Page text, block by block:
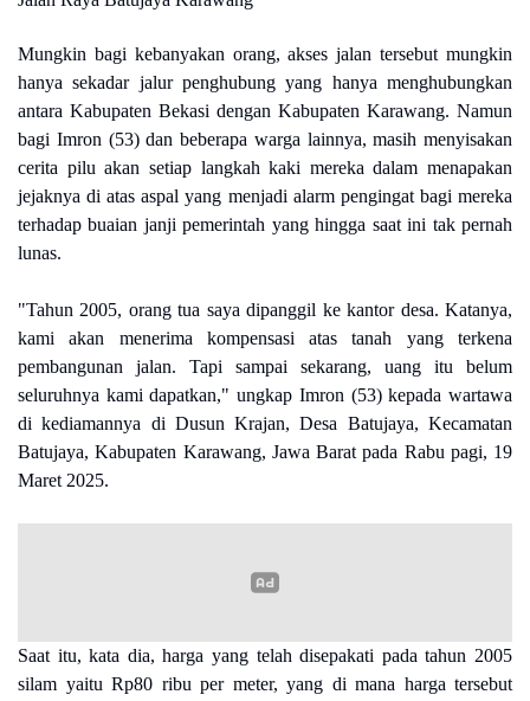
Mungkin bagi kebanyakan orang, akses jalan tersebut mungkin
hanya sekadar jalur penghubung yang hanya menghubungkan
antara Kabupaten Bekasi dengan Kabupaten Karawang. Namun
bagi Imron (53) dan beberapa warga lainnya, masih menyisakan
cerita pilu akan setiap langkah kaki mereka dalam menapakan
jejaknya di atas aspal yang menjadi alarm pengingat bagi mereka
terhadap buaian janji pemerintah yang hingga saat ini tak pernah
lunas.
"Tahun 2005, orang tua saya dipanggil ke kantor desa. Katanya,
kami akan menerima kompensasi atas tanah yang terkena
pembangunan jalan. Tapi sampai sekarang, uang itu belum
seluruhnya kami dapatkan," ungkap Imron (53) kepada wartawa
di kediamannya di Dusun Krajan, Desa Batujaya, Kecamatan
Batujaya, Kabupaten Karawang, Jawa Barat pada Rabu pagi, 19
Maret 2025.
Saat itu, kata dia, harga yang telah disepakati pada tahun 2005
silam yaitu Rp80 ribu per meter, yang di mana harga tersebut